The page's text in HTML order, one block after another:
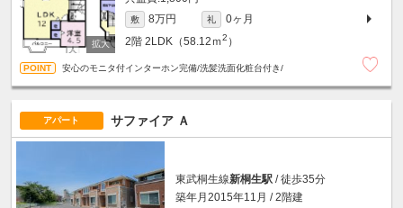
敷 8万円 礼
0ヶ月
2階 2LDK（58.12ｍ2 ）
安心のモニタ付インターホン完備/洗髪洗面化粧台付き/
アパート サファイア Ａ
東武桐生線新桐生駅 / 徒歩35分
築年月2015年11月 / 2階建